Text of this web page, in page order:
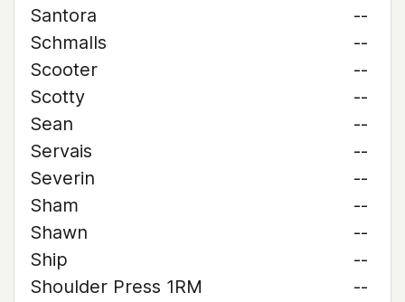
Santora
--
Schmalls
--
Scooter
--
Scotty
--
Sean
--
Servais
--
Severin
--
Sham
--
Shawn
--
Ship
--
Shoulder Press 1RM
--